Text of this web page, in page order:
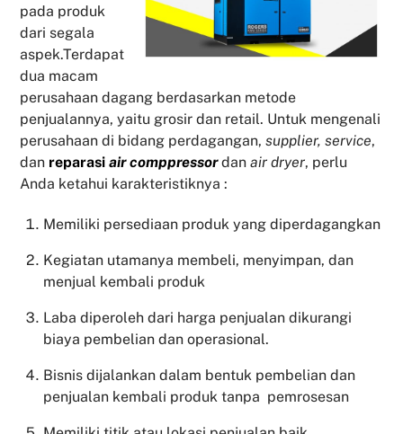
pada produk
dari segala
aspek.Terdapat
dua macam
perusahaan dagang berdasarkan metode
penjualannya, yaitu grosir dan retail. Untuk mengenali
perusahaan di bidang perdagangan,supplier, service,
dan reparasiair comppressordanair dryer, perlu
Anda ketahui karakteristiknya :
Memiliki persediaan produk yang diperdagangkan
Kegiatan utamanya membeli, menyimpan, dan
menjual kembali produk
Laba diperoleh dari harga penjualan dikurangi
biaya pembelian dan operasional.
Bisnis dijalankan dalam bentuk pembelian dan
penjualan kembali produk tanpa pemrosesan